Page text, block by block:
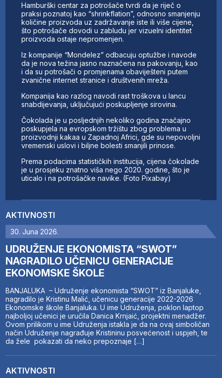
AKTIVNOSTI
30. Juna 2026.
UDRUŽENJE EKONOMISTA “SWOT”
NAGRADILO UČENICU GENERACIJE
EKONOMSKE ŠKOLE
BANJALUKA – Udruženje ekonomista “SWOT” iz Banjaluke,
nagradilo je Kristinu Malić, učenicu generacije 2022-2026
Ekonomske škole Banjaluka. U ime Udruženja, poklon laptop
najboljoj učenici je uručila Danica Krnjaić, projektni menadžer.
Ovom prilikom u ime Udruženja istakla je da na ovaj simboličan
način Udruženje nagrađuje Kristininu posvećenost i uspjeh, te
da žele pokazati da neko prepoznaje […]
AKTIVNOSTI
Hamburški centar za potrošače tvrdi da je riječ o
praksi poznatoj kao “shrinkflation”, odnosno smanjenju
količine proizvoda uz zadržavanje iste ili više cijene,
što potrošače dovodi u zabludu jer vizuelni identitet
proizvoda ostaje nepromenjen.
Iz kompanije “Mondelez” odbacuju optužbe i navode
da je nova težina jasno naznačena na pakovanju, kao
i da su potrošači o promjenama obaviješteni putem
zvanične internet stranice i društvenih mreža.
Kompanija kao razlog navodi rast troškova u lancu
snabdijevanja, uključujući poskupljenje sirovina.
Čokolada je u posljednjih nekoliko godina značajno
poskupjela na evropskom tržištu zbog problema u
proizvodnji kakaa u Zapadnoj Africi, gde su nepovoljni
vremenski uslovi i biljne bolesti smanjili prinose.
Prema podacima statističkih institucija, cijena čokolade
je u prosjeku znatno viša nego 2020. godine, što je
uticalo i na potrošačke navike. (Foto Pixabay)